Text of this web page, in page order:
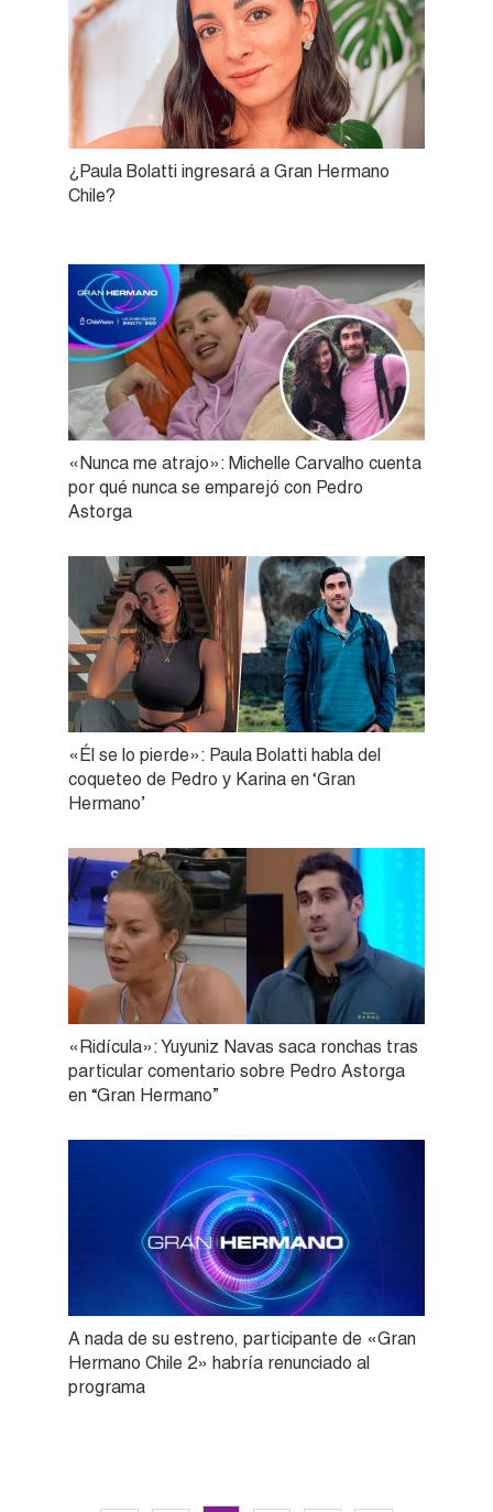
¿Paula Bolatti ingresará a Gran Hermano
Chile?
«Nunca me atrajo»: Michelle Carvalho cuenta
por qué nunca se emparejó con Pedro
Astorga
«Él se lo pierde»: Paula Bolatti habla del
coqueteo de Pedro y Karina en ‘Gran
Hermano’
«Ridícula»: Yuyuniz Navas saca ronchas tras
particular comentario sobre Pedro Astorga
en “Gran Hermano”
A nada de su estreno, participante de «Gran
Hermano Chile 2» habría renunciado al
programa